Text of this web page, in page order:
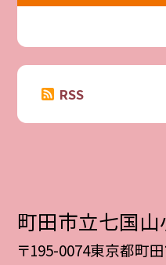
RSS
町田市立七国
〒195-0074東京都町